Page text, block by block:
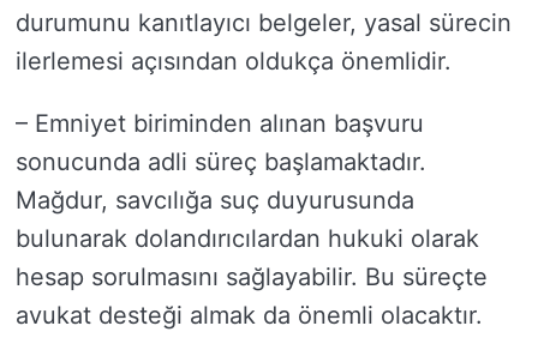
durumunu kanıtlayıcı belgeler, yasal sürecin
ilerlemesi açısından oldukça önemlidir.
– Emniyet biriminden alınan başvuru
sonucunda adli süreç başlamaktadır.
Mağdur, savcılığa suç duyurusunda
bulunarak dolandırıcılardan hukuki olarak
hesap sorulmasını sağlayabilir. Bu süreçte
avukat desteği almak da önemli olacaktır.